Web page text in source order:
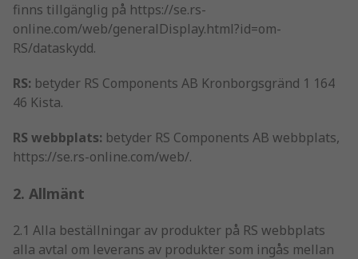
finns tillgänglig på https://se.rs-
online.com/web/generalDisplay.html?id=om-
RS/dataskydd.
RS: betyder RS Components AB Kronborgsgränd 1 164
46 Kista.
RS webbplats: betyder RS Components AB webbplats,
https://se.rs-online.com/web/.
2. Allmänt
2.1 Alla beställningar av produkter på RS webbplats
alla avtal om leverans av produkter som ingås mellan